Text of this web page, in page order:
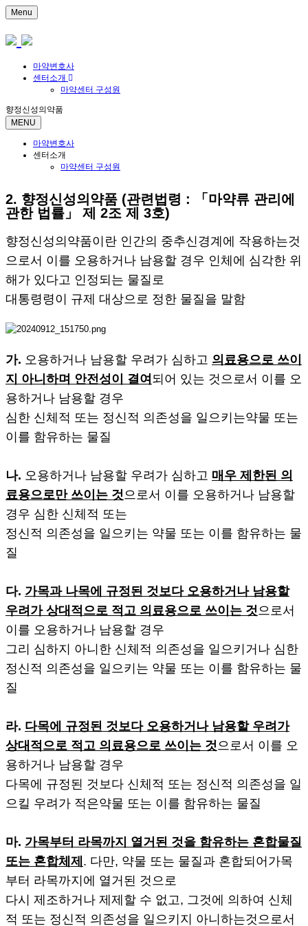
Menu
마약변호사
센터소개
마약센터 구성원
향정신성의약품
MENU
마약변호사
센터소개
마약센터 구성원
2. 향정신성의약품 (관련법령 : 「마약류 관리에
관한 법률」 제 2조 제 3호)
향정신성의약품이란 인간의 중추신경계에 작용하는것
으로서 이를 오용하거나 남용할 경우 인체에 심각한 위
해가 있다고 인정되는 물질로
대통령령이 규제 대상으로 정한 물질을 말함
가. 오용하거나 남용할 우려가 심하고 의료용으로 쓰이
지 아니하며 안전성이 결여 되어 있는 것으로서 이를 오
용하거나 남용할 경우
심한 신체적 또는 정신적 의존성을 일으키는약물 또는
이를 함유하는 물질
나. 오용하거나 남용할 우려가 심하고 매우 제한된 의
료용으로만 쓰이는 것 으로서 이를 오용하거나 남용할
경우 심한 신체적 또는
정신적 의존성을 일으키는 약물 또는 이를 함유하는 물
질
다. 가목과 나목에 규정된 것보다 오용하거나 남용할
우려가 상대적으로 적고 의료용으로 쓰이는 것 으로서
이를 오용하거나 남용할 경우
그리 심하지 아니한 신체적 의존성을 일으키거나 심한
정신적 의존성을 일으키는 약물 또는 이를 함유하는 물
질
라. 다목에 규정된 것보다 오용하거나 남용할 우려가
상대적으로 적고 의료용으로 쓰이는 것 으로서 이를 오
용하거나 남용할 경우
다목에 규정된 것보다 신체적 또는 정신적 의존성을 일
으킬 우려가 적은약물 또는 이를 함유하는 물질
마. 가목부터 라목까지 열거된 것을 함유하는 혼합물질
또는 혼합체제 . 다만, 약물 또는 물질과 혼합되어가목
부터 라목까지에 열거된 것으로
다시 제조하거나 제제할 수 없고, 그것에 의하여 신체
적 또는 정신적 의존성을 일으키지 아니하는것으로서